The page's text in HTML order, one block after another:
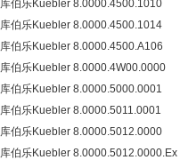
库伯乐Kuebler 8.0000.4500.1010
库伯乐Kuebler 8.0000.4500.1014
库伯乐Kuebler 8.0000.4500.A106
库伯乐Kuebler 8.0000.4W00.0000
库伯乐Kuebler 8.0000.5000.0001
库伯乐Kuebler 8.0000.5011.0001
库伯乐Kuebler 8.0000.5012.0000
库伯乐Kuebler 8.0000.5012.0000.Ex